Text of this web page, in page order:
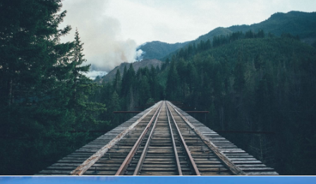
Из ряда вон выходящий рекламный бриф: